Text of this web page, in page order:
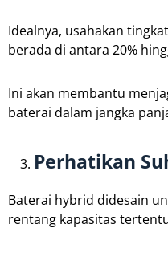
Idealnya, usahakan
berada di antara 20%
Ini akan membantu
baterai dalam jangka
Perhatikan
Baterai hybrid didesain
rentang kapasitas